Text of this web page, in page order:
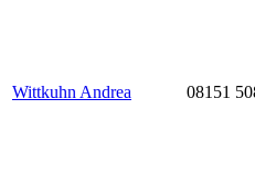
Wittkuhn Andrea 08151